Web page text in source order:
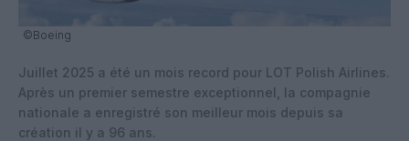
©Boeing
Juillet 2025 a été un mois record pour LOT Polish Airlines.
Après un premier semestre exceptionnel, la compagnie
nationale a enregistré son meilleur mois depuis sa
création il y a 96 ans.